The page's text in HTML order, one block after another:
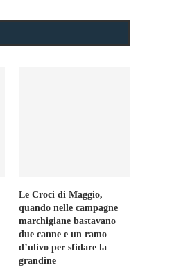
Le Croci di Maggio,
quando nelle campagne
marchigiane bastavano
due canne e un ramo
d’ulivo per sfidare la
grandine